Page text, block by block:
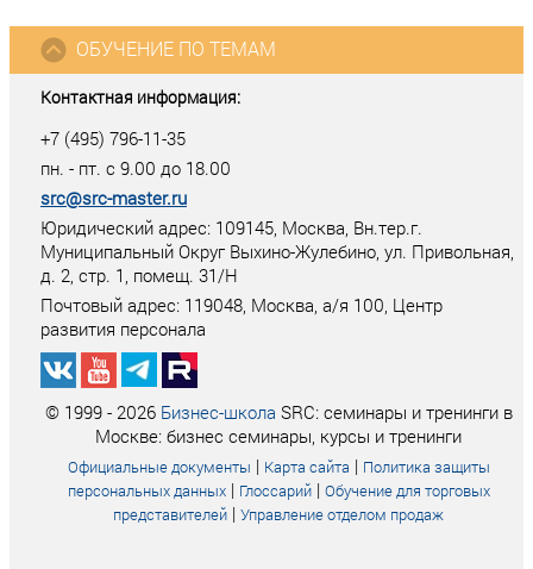
Контактная информация:
+7 (495) 796-11-35
пн. - пт. с 9.00 до 18.00
src@src-master.ru
Юридический адрес: 109145, Москва, Вн.тер.г.
Муниципальный Округ Выхино-Жулебино, ул. Привольная,
д. 2, стр. 1, помещ. 31/Н
Почтовый адрес: 119048, Москва, а/я 100, Центр
развития персонала
ОБУЧЕНИЕ ПО ТЕМАМ
© 1999 - 2026 Бизнес-школа SRC: семинары и тренинги в
Москве: бизнес семинары, курсы и тренинги
Официальные документы | Карта сайта | Политика защиты
персональных данных| Глоссарий| Обучение для торговых
представителей | Управление отделом продаж